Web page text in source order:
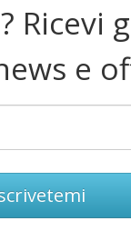
Ricevi
e